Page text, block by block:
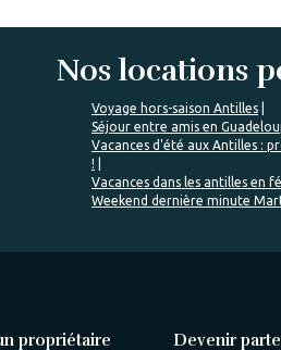
Nos locations
Voyage hors-saison Antilles
Séjour entre amis en
Vacances d'été aux Antilles :
!
Vacances dans les antilles en
Weekend dernière minute
propriétaire Devenir